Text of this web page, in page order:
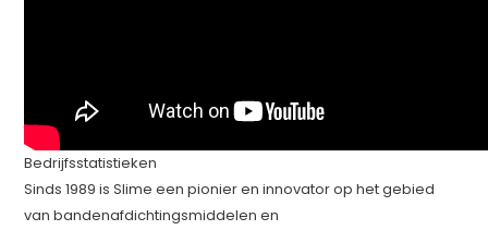
Bedrijfsstatistieken
Sinds 1989 is Slime een pionier en innovator op het gebied
van bandenafdichtingsmiddelen en